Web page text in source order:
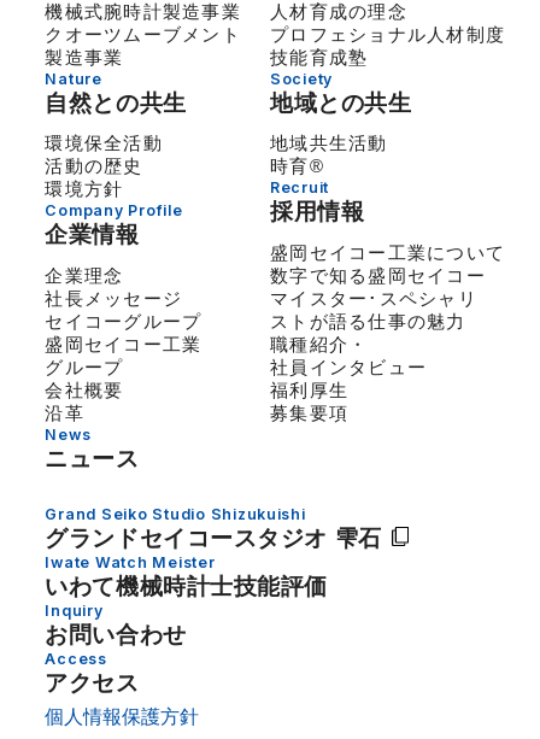
機械式腕時計製造事業
クオーツムーブメント
製造事業
Nature
自然との共生
環境保全活動
活動の歴史
環境方針
Company Profile
企業情報
企業理念
社長メッセージ
セイコーグループ
盛岡セイコー工業
グループ
会社概要
沿革
News
ニュース
人材育成の理念
プロフェショナル人材制度
技能育成塾
Society
地域との共生
地域共生活動
時育®
Recruit
採用情報
盛岡セイコー工業について
数字で知る盛岡セイコー
マイスター･スペシャリ
ストが語る仕事の魅力
職種紹介・
社員インタビュー
福利厚生
募集要項
Grand Seiko Studio Shizukuishi
グランドセイコースタジオ 雫石
Iwate Watch Meister
いわて機械時計士技能評価
Inquiry
お問い合わせ
Access
アクセス
個人情報保護方針